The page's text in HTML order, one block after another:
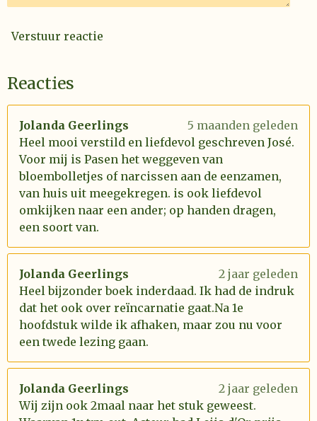
Verstuur reactie
Reacties
Jolanda Geerlings
5 maanden geleden
Heel mooi verstild en liefdevol geschreven José.
Voor mij is Pasen het weggeven van
bloembolletjes of narcissen aan de eenzamen,
van huis uit meegekregen. is ook liefdevol
omkijken naar een ander; op handen dragen,
een soort van.
Jolanda Geerlings
2 jaar geleden
Heel bijzonder boek inderdaad. Ik had de indruk
dat het ook over reïncarnatie gaat.Na 1e
hoofdstuk wilde ik afhaken, maar zou nu voor
een twede lezing gaan.
Jolanda Geerlings
2 jaar geleden
Wij zijn ook 2maal naar het stuk geweest.